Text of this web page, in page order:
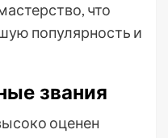
что
популярность и
звания
оценен